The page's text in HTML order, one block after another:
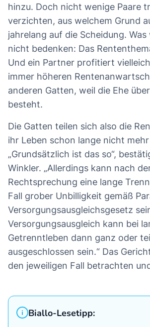
hinzu. Doch nicht wenige Paare
verzichten, aus welchem Grund
jahrelang auf die Scheidung. Was
nicht bedenken: Das
Und ein Partner profitiert
immer höheren
anderen Gatten, weil die Ehe
besteht.
Die Gatten teilen sich also die
ihr Leben schon lange nicht
„Grundsätzlich ist das so“,
Winkler. „Allerdings kann nach
Rechtsprechung eine lange
Fall grober Unbilligkeit gemäß
Versorgungsausgleichsgesetz
Versorgungsausgleich kann bei
Getrenntleben dann ganz oder
ausgeschlossen sein.“ Das
den jeweiligen Fall betrachten
Biallo-Lesetipp: